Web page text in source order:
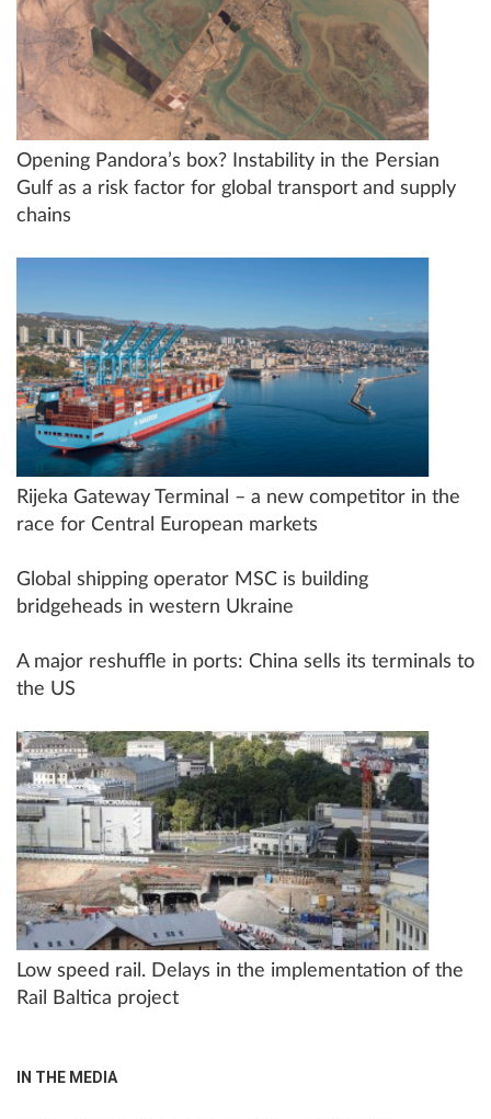
Opening Pandora’s box? Instability in the Persian
Gulf as a risk factor for global transport and supply
chains
Rijeka Gateway Terminal – a new competitor in the
race for Central European markets
Global shipping operator MSC is building
bridgeheads in western Ukraine
A major reshuffle in ports: China sells its terminals to
the US
Low speed rail. Delays in the implementation of the
Rail Baltica project
IN THE MEDIA